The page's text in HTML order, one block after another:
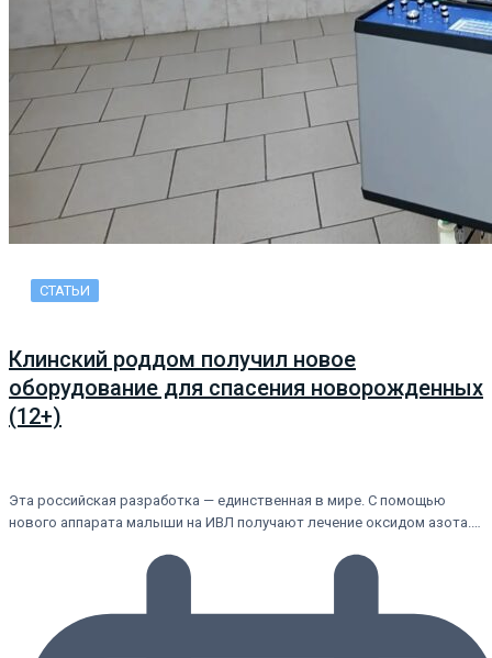
СТАТЬИ
Клинский роддом получил новое
оборудование для спасения новорожденных
(12+)
Эта российская разработка — единственная в мире. С помощью
нового аппарата малыши на ИВЛ получают лечение оксидом азота.…